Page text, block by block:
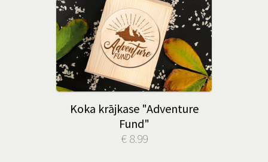
Koka krājkase "Adventure
Fund"
€ 8.99